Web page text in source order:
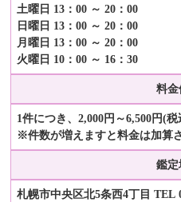
土曜日 13：00 ～ 20：00
日曜日 13：00 ～ 20：00
月曜日 13：00 ～ 20：00
火曜日 10：00 ～ 16：30
料金
1件につき、2,000円～6,500円(
※件数が増えますと料金は加算
鑑定
札幌市中央区北5条西4丁目 TEL